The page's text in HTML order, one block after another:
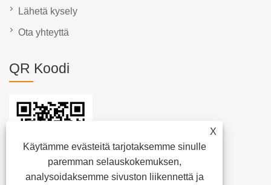
X
Käytämme evästeitä tarjotaksemme sinulle
paremman selauskokemuksen,
analysoidaksemme sivuston liikennettä ja
Lähetä kysely
Ota yhteyttä
QR Koodi